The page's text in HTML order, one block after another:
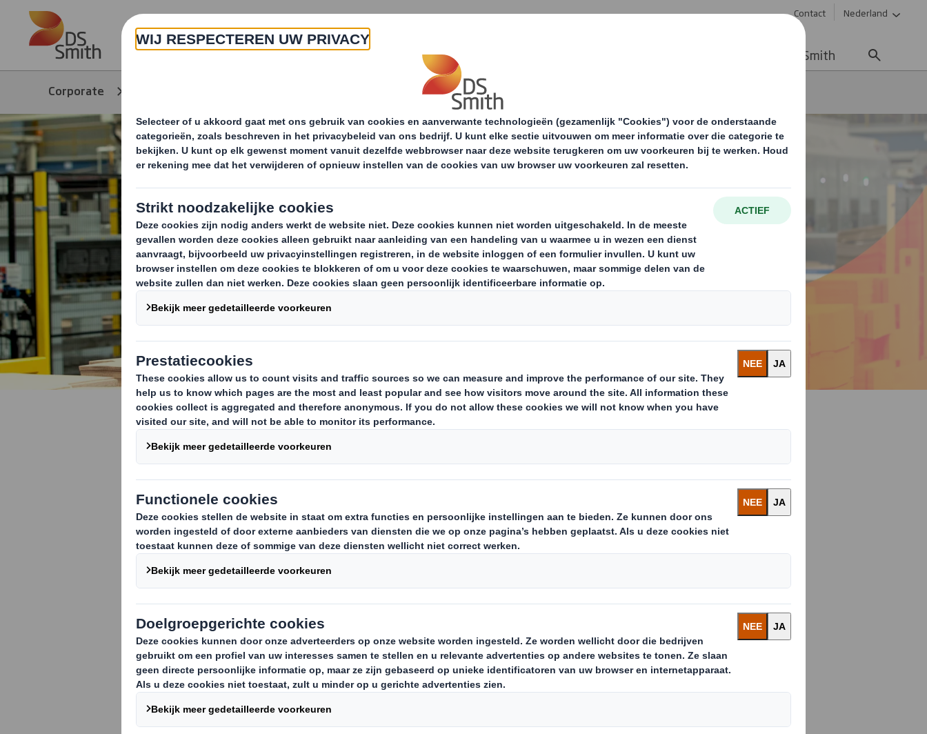
Skip to main content Contact Nederland
Over ons Producten & Services Werken bij DS Smith
Corporate Onze Now & Next duurzaamheidsstrategie
Mensen & Gemeenschappen
Wij bouwen aan een veilige, diverse en inclusieve werkplek en
spelen een actieve rol in onze gemeenschappen.
De circulaire economie is een veelomvattend systeem voor verandering dat niet
alleen mogelijkheden biedt om onze ecologische duurzaamheid te verbeteren, maar
ook voor een inclusievere groei. Bij het doorvoeren van een systeemverandering
dient de overgang rechtvaardig en eerlijk te zijn, waarbij de voordelen breed worden
gedeeld